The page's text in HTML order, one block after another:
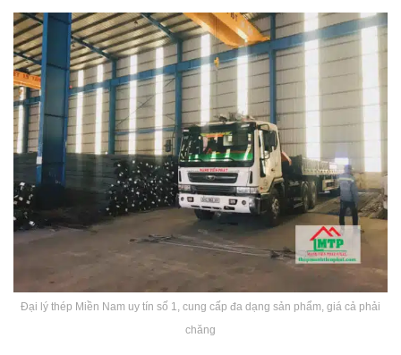
Đại lý thép Miền Nam uy tín số 1, cung cấp đa dạng sản phẩm, giá cả phải
chăng